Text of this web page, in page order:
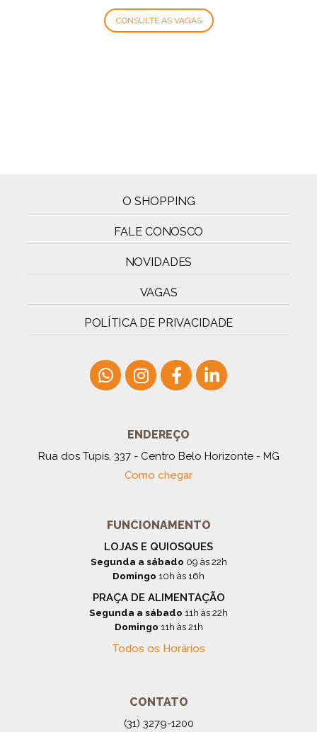
CONSULTE AS VAGAS
O SHOPPING
FALE CONOSCO
NOVIDADES
VAGAS
POLÍTICA DE PRIVACIDADE
ENDEREÇO
Rua dos Tupis, 337 - Centro Belo Horizonte - MG
Como chegar
FUNCIONAMENTO
LOJAS E QUIOSQUES
Segunda a sábado 09 às 22h
Domingo 10h às 16h
PRAÇA DE ALIMENTAÇÃO
Segunda a sábado 11h às 22h
Domingo 11h às 21h
Todos os Horários
CONTATO
(31) 3279-1200